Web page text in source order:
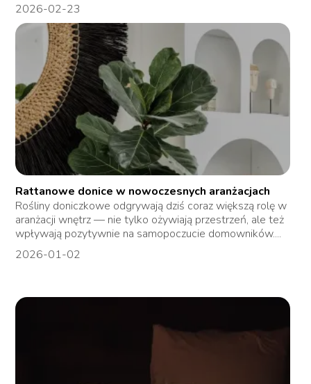
2026-02-23
Rattanowe donice w nowoczesnych aranżacjach
Rośliny doniczkowe odgrywają dziś coraz większą rolę w
aranżacji wnętrz — nie tylko ożywiają przestrzeń, ale też
wpływają pozytywnie na samopoczucie domowników....
2026-01-02